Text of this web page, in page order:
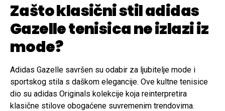
Zašto klasični stil adidas
Gazelle tenisica ne izlazi iz
mode?
Adidas Gazelle savršen su odabir za ljubitelje mode i
sportskog stila s daškom elegancije. Ove kultne tenisice
dio su adidas Originals kolekcije koja reinterpretira
klasične stilove obogaćene suvremenim trendovima.